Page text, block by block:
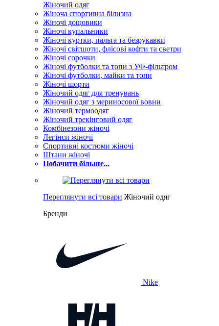
Жіночий одяг
Жіноча спортивна білизна
Жіночі дощовики
Жіночі купальники
Жіночі куртки, пальта та безрукавки
Жіночі світшоти, флісові кофти та светри
Жіночі сорочки
Жіночі футболки та топи з УФ-фільтром
Жіночі футболки, майки та топи
Жіночі шорти
Жіночий одяг для тренувань
Жіночий одяг з мериносової вовни
Жіночий термоодяг
Жіночий трекінговий одяг
Комбінезони жіночі
Легінси жіночі
Спортивні костюми жіночі
Штани жіночі
Побачити більше...
Переглянути всі товари Жіночий одяг
Бренди
Nike